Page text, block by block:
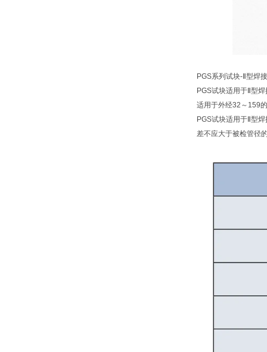
PGS系列试块-Ⅱ型焊
PGS试块适用于Ⅱ型
适用于外经32～159
PGS试块适用于Ⅱ型
差不应大于被检管径